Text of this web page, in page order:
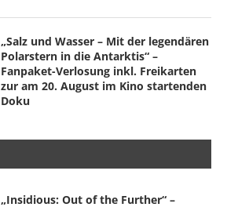
„Salz und Wasser – Mit der legendären
Polarstern in die Antarktis“ –
Fanpaket-Verlosung inkl. Freikarten
zur am 20. August im Kino startenden
Doku
„Insidious: Out of the Further“ –